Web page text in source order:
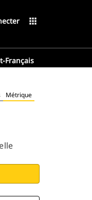
apps
Français
Métrique